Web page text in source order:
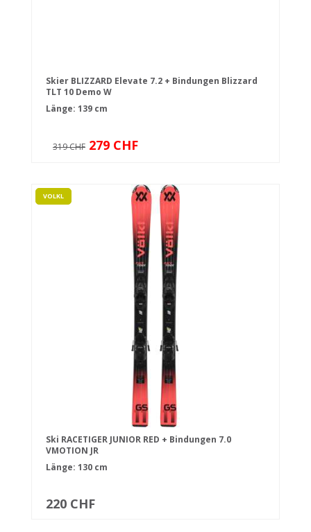
Skier BLIZZARD Elevate 7.2 + Bindungen Blizzard
TLT 10 Demo W
Länge: 139 cm
319 CHF 279 CHF
VOLKL
Ski RACETIGER JUNIOR RED + Bindungen 7.0
VMOTION JR
Länge: 130 cm
220 CHF